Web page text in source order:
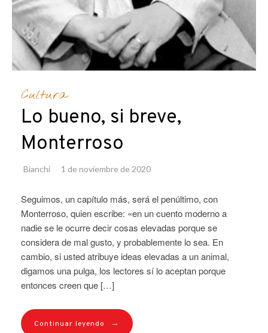
Cultura
Lo bueno, si breve,
Monterroso
Bianchi 1 de noviembre de 2020
Seguimos, un capítulo más, será el penúltimo, con
Monterroso, quien escribe: «en un cuento moderno a
nadie se le ocurre decir cosas elevadas porque se
considera de mal gusto, y probablemente lo sea. En
cambio, si usted atribuye ideas elevadas a un animal,
digamos una pulga, los lectores sí lo aceptan porque
entonces creen que […]
Continuar leyendo →